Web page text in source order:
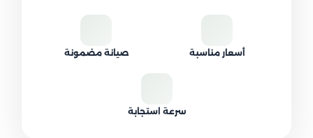
أسعار مناسبة صيانة مضمونة
سرعة استجابة